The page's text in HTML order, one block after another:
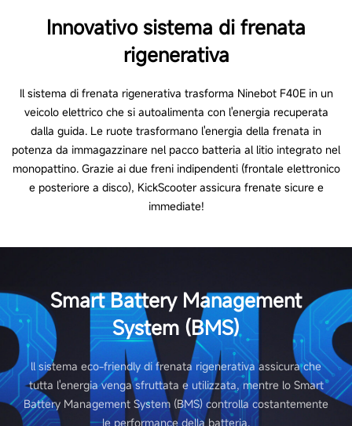
Innovativo sistema di frenata
rigenerativa
Il sistema di frenata rigenerativa trasforma Ninebot F40E in un
veicolo elettrico che si autoalimenta con l'energia recuperata
dalla guida. Le ruote trasformano l'energia della frenata in
potenza da immagazzinare nel pacco batteria al litio integrato nel
monopattino. Grazie ai due freni indipendenti (frontale elettronico
e posteriore a disco), KickScooter assicura frenate sicure e
immediate!
Smart Battery Management
System (BMS)
ll sistema eco-friendly di frenata rigenerativa assicura che
tutta l'energia venga sfruttata e utilizzata, mentre lo Smart
Battery Management System (BMS) controlla costantemente
le performance della batteria.